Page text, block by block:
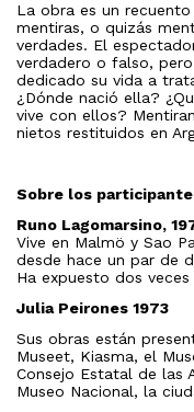
La obra es un
mentiras, o quizás
verdades. El
verdadero o falso,
dedicado su vida a
¿Dónde nació ella?
vive con ellos?
nietos restituidos en
Sobre los
Runo Lagomarsino,
Vive en Malmö y Sao
desde hace un par de
Ha expuesto dos
Julia Peirones 1973
Sus obras están
Museet, Kiasma, el
Consejo Estatal de las
Museo Nacional, la